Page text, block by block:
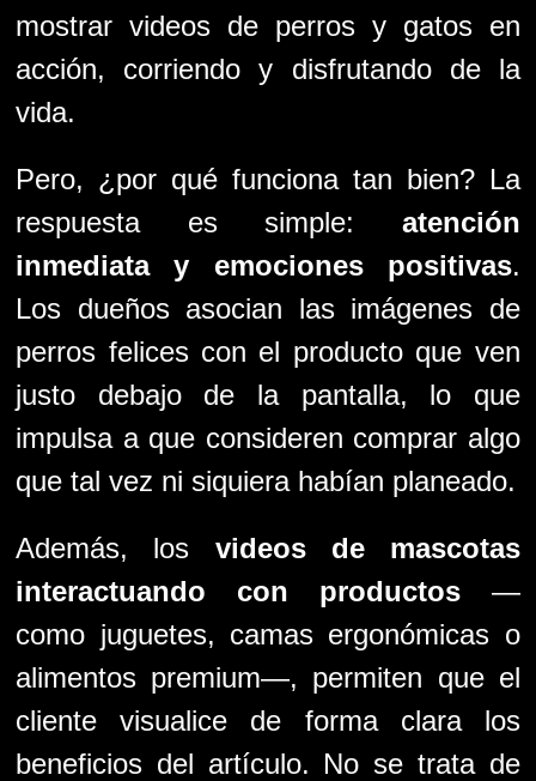
mostrar videos de perros y gatos en
acción, corriendo y disfrutando de la
vida.
Pero, ¿por qué funciona tan bien? La
respuesta es simple: atención
inmediata y emociones positivas.
Los dueños asocian las imágenes de
perros felices con el producto que ven
justo debajo de la pantalla, lo que
impulsa a que consideren comprar algo
que tal vez ni siquiera habían planeado.
Además, los videos de mascotas
interactuando con productos—
como juguetes, camas ergonómicas o
alimentos premium—, permiten que el
cliente visualice de forma clara los
beneficios del artículo. No se trata de